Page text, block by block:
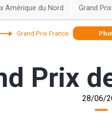
Amérique du Nord Grand
Grand Prix France
Prix
28/06/